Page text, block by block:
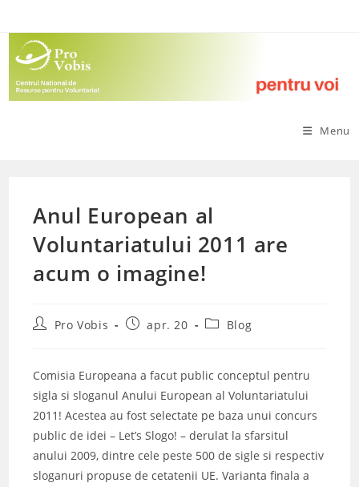
to
content
Menu
Anul European al
Voluntariatului 2011 are
acum o imagine!
PostPro Vobis
Postapr. 20
PostBlog
Comisia Europeana a facut public conceptul pentru
sigla si sloganul Anului European al Voluntariatului
2011! Acestea au fost selectate pe baza unui concurs
public de idei – Let’s Slogo! – derulat la sfarsitul
anului 2009, dintre cele peste 500 de sigle si respectiv
sloganuri propuse de cetatenii UE. Varianta finala a